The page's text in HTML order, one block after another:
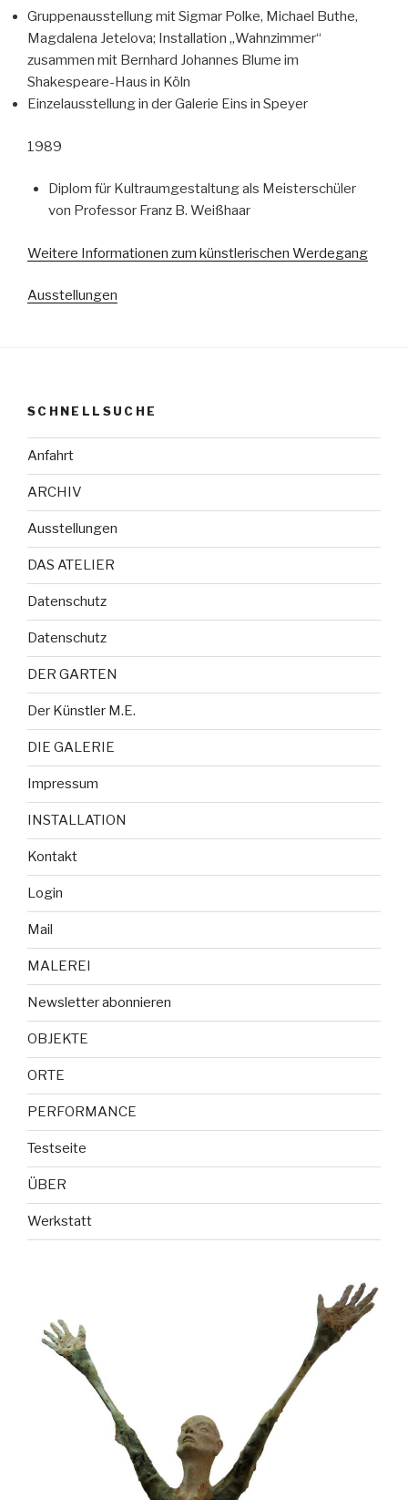
Gruppenausstellung mit Sigmar Polke, Michael Buthe,
Magdalena Jetelova; Installation „Wahnzimmer“
zusammen mit Bernhard Johannes Blume im
Shakespeare-Haus in Köln
Einzelausstellung in der Galerie Eins in Speyer
1989
Diplom für Kultraumgestaltung als Meisterschüler
von Professor Franz B. Weißhaar
Weitere Informationen zum künstlerischen Werdegang
Ausstellungen
SCHNELLSUCHE
Anfahrt
ARCHIV
Ausstellungen
DAS ATELIER
Datenschutz
Datenschutz
DER GARTEN
Der Künstler M.E.
DIE GALERIE
Impressum
INSTALLATION
Kontakt
Login
Mail
MALEREI
Newsletter abonnieren
OBJEKTE
ORTE
PERFORMANCE
Testseite
ÜBER
Werkstatt